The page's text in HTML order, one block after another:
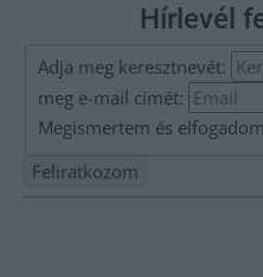
Hírlevél
Adja meg keresztnevét:
meg e-mail címét:
Megismertem és